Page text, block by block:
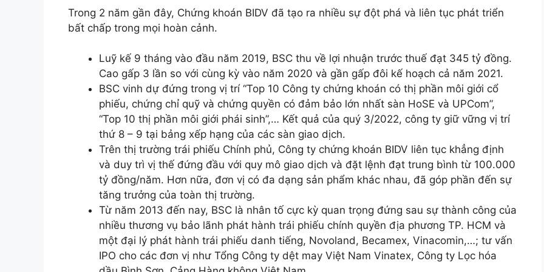
Trong 2 năm gần đây, Chứng khoán BIDV đã tạo ra nhiều sự đột phá và liên tục phát triển
bất chấp trong mọi hoàn cảnh.
Luỹ kế 9 tháng vào đầu năm 2019, BSC thu về lợi nhuận trước thuế đạt 345 tỷ đồng.
Cao gấp 3 lần so với cùng kỳ vào năm 2020 và gần gấp đôi kế hoạch cả năm 2021.
BSC vinh dự đứng trong vị trí “Top 10 Công ty chứng khoán có thị phần môi giới cổ
phiếu, chứng chỉ quỹ và chứng quyền có đảm bảo lớn nhất sàn HoSE và UPCom”,
“Top 10 thị phần môi giới phái sinh”,… Kết quả của quý 3/2022, công ty giữ vững vị trí
thứ 8 – 9 tại bảng xếp hạng của các sàn giao dịch.
Trên thị trường trái phiếu Chính phủ, Công ty chứng khoán BIDV liên tục khẳng định
và duy trì vị thế đứng đầu với quy mô giao dịch và đặt lệnh đạt trung bình từ 100.000
tỷ đồng/năm. Hơn nữa, đơn vị có đa dạng sản phẩm khác nhau, đã góp phần đến sự
tăng trưởng của toàn thị trường.
Từ năm 2013 đến nay, BSC là nhân tố cực kỳ quan trọng đứng sau sự thành công của
nhiều thương vụ bảo lãnh phát hành trái phiếu chính quyền địa phương TP. HCM và
một đại lý phát hành trái phiếu danh tiếng, Novoland, Becamex, Vinacomin,…; tư vấn
IPO cho các đơn vị như Tổng Công ty dệt may Việt Nam Vinatex, Công ty Lọc hóa